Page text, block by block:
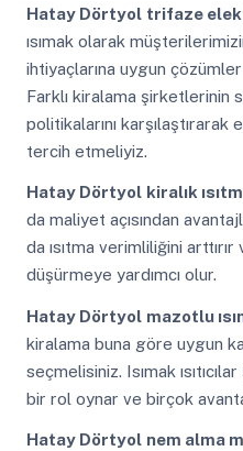
Hatay Dörtyol trifaze
ısımak olarak
ihtiyaçlarına uygun
Farklı kiralama şirketlerinin
politikalarını
tercih etmeliyiz.
Hatay Dörtyol kiralık
da maliyet açısından
da ısıtma verimliliğini
düşürmeye yardımcı olur.
Hatay Dörtyol mazotlu
kiralama buna göre uygun
seçmelisiniz. Isımak
bir rol oynar ve birçok
Hatay Dörtyol nem alma